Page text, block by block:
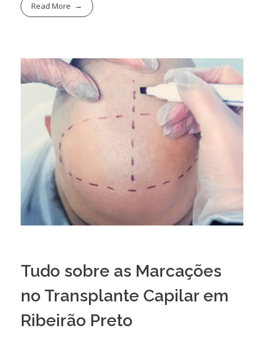
Read More
Tudo sobre as Marcações
no Transplante Capilar em
Ribeirão Preto